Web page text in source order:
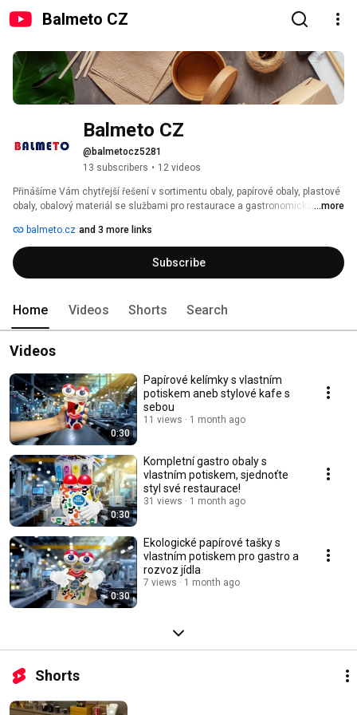
Balmeto CZ
Balmeto CZ
@balmetocz5281
13 subscribers • 12 videos
Přinášíme Vám chytřejší řešení v sortimentu obaly, papírové obaly, plastové
obaly, obalový materiál se službami pro restaurace a gastronomická
...more
balmeto.cz and 3 more links
Subscribe
Home Videos Shorts Search
Videos
0:30
Papírové kelímky s vlastním
potiskem aneb stylové kafe s
sebou
11 views 1 month ago
0:30
Kompletní gastro obaly s
vlastním potiskem, sjednoťte
styl své restaurace!
31 views 1 month ago
0:30
Ekologické papírové tašky s
vlastním potiskem pro gastro a
rozvoz jídla
7 views 1 month ago
Shorts